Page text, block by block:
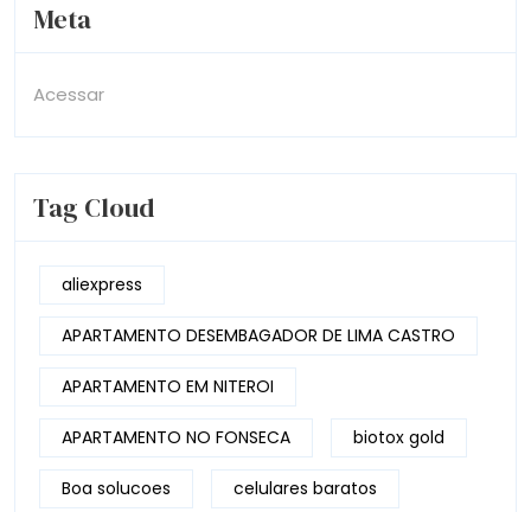
Meta
Acessar
Tag Cloud
aliexpress
APARTAMENTO DESEMBAGADOR DE LIMA CASTRO
APARTAMENTO EM NITEROI
APARTAMENTO NO FONSECA biotox gold
Boa solucoes celulares baratos